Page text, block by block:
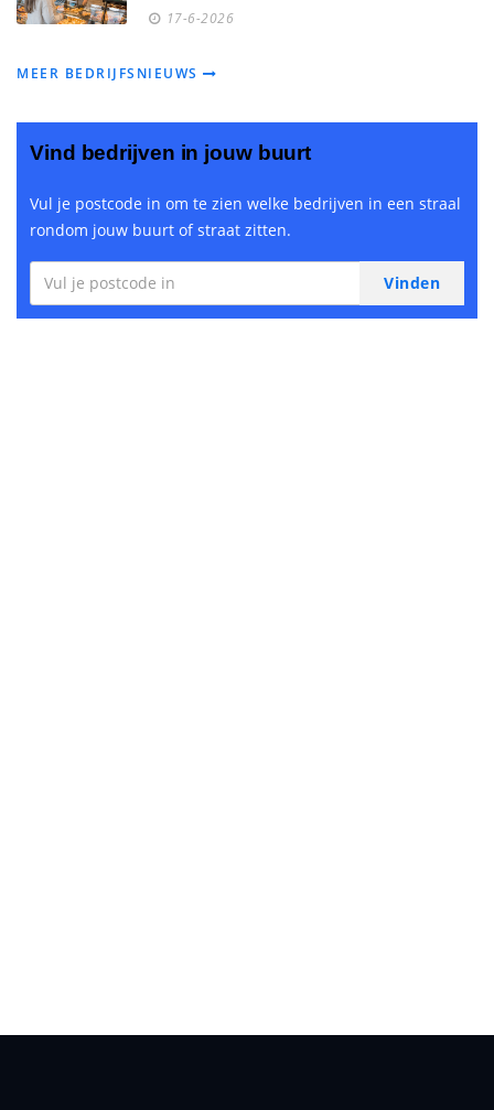
17-6-2026
MEER BEDRIJFSNIEUWS
Vind bedrijven in jouw buurt
Vul je postcode in om te zien welke bedrijven in een straal
rondom jouw buurt of straat zitten.